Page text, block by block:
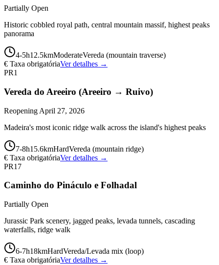
Partially Open
Historic cobbled royal path, central mountain massif, highest peaks
panorama
4-5h12.5kmModerateVereda (mountain traverse)
€ Taxa obrigatóriaVer detalhes →
PR1
Vereda do Areeiro (Areeiro → Ruivo)
Reopening April 27, 2026
Madeira's most iconic ridge walk across the island's highest peaks
7-8h15.6kmHardVereda (mountain ridge)
€ Taxa obrigatóriaVer detalhes →
PR17
Caminho do Pináculo e Folhadal
Partially Open
Jurassic Park scenery, jagged peaks, levada tunnels, cascading
waterfalls, ridge walk
6-7h18kmHardVereda/Levada mix (loop)
€ Taxa obrigatóriaVer detalhes →